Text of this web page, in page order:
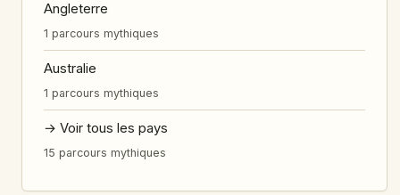
Angleterre
1 parcours mythiques
Australie
1 parcours mythiques
→ Voir tous les pays
15 parcours mythiques